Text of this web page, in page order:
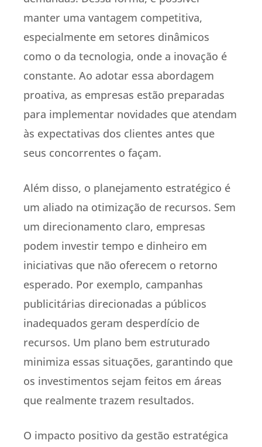
manter uma vantagem competitiva,
especialmente em setores dinâmicos
como o da tecnologia, onde a inovação é
constante. Ao adotar essa abordagem
proativa, as empresas estão preparadas
para implementar novidades que atendam
às expectativas dos clientes antes que
seus concorrentes o façam.
Além disso, o planejamento estratégico é
um aliado na otimização de recursos. Sem
um direcionamento claro, empresas
podem investir tempo e dinheiro em
iniciativas que não oferecem o retorno
esperado. Por exemplo, campanhas
publicitárias direcionadas a públicos
inadequados geram desperdício de
recursos. Um plano bem estruturado
minimiza essas situações, garantindo que
os investimentos sejam feitos em áreas
que realmente trazem resultados.
O impacto positivo da gestão estratégica